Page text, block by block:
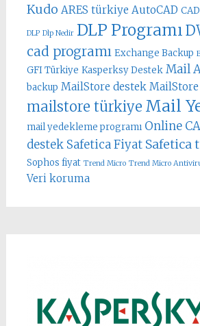
Kudo ARES türkiye AutoCAD CAD
DLP Dlp Nedir DLP Programı
cad programı Exchange Backup
GFI Türkiye Kasperksy Destek Mail
backup MailStore destek
mailstore türkiye Mail
mail yedekleme programı Online
destek Safetica Fiyat Safetica
Sophos fiyat Trend Micro Trend Micro
Veri koruma